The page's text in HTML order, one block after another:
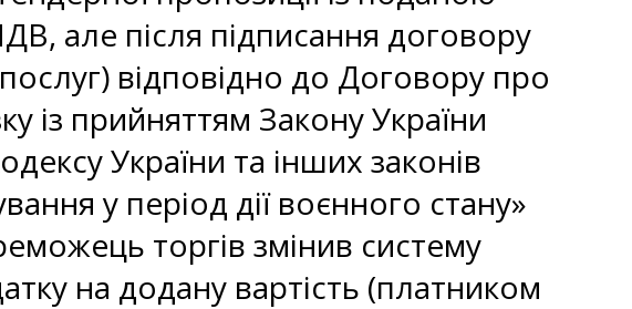
але після підписання договору
відповідно до Договору про
із прийняттям Закону України
України та інших законів
у період дії воєнного стану»
торгів змінив систему
на додану вартість (платником